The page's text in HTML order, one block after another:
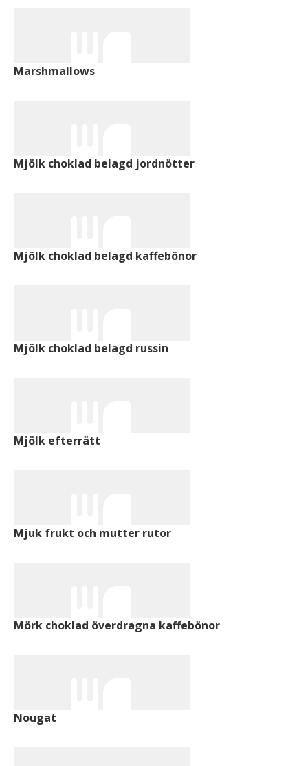
Marshmallows
Mjölk choklad belagd jordnötter
Mjölk choklad belagd kaffebönor
Mjölk choklad belagd russin
Mjölk efterrätt
Mjuk frukt och mutter rutor
Mörk choklad överdragna kaffebönor
Nougat